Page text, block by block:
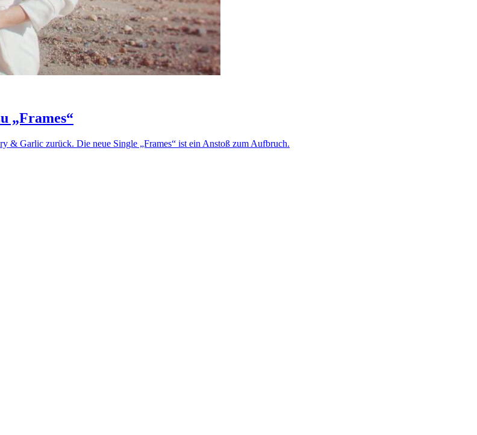
„Frames“
& Garlic zurück. Die neue Single „Frames“ ist ein Anstoß zum Aufbruch.